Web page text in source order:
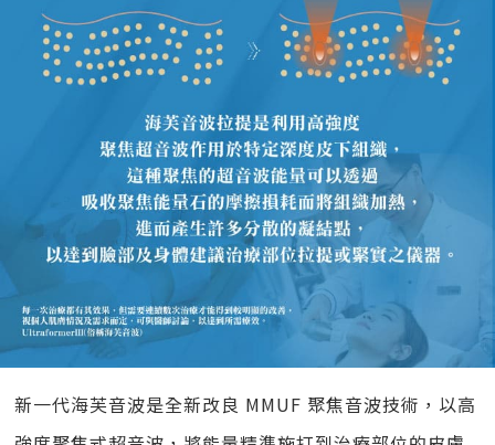
新一代海芙音波是全新改良 MMUF 聚焦音波技術，以高